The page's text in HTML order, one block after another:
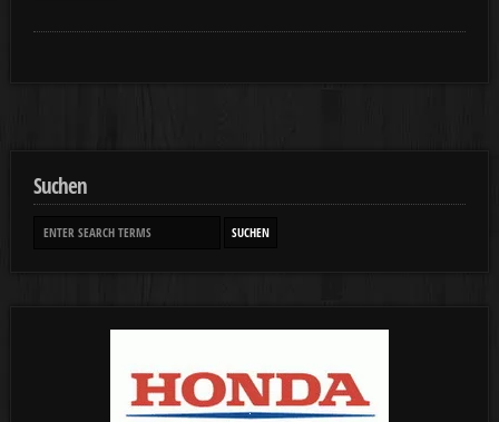
Suchen